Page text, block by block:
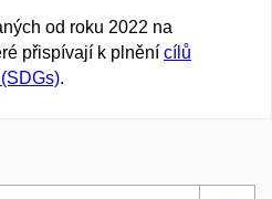
od roku 2022 na
přispívají k plnění cílů
.